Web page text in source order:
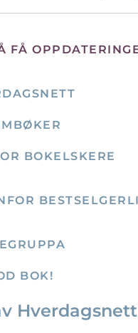
BOKELSKERE
BOK!